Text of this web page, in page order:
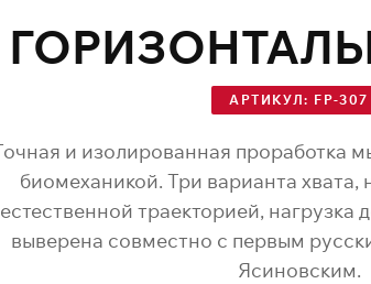
АРТИКУЛ: FP-307
и изолированная проработка
биомеханикой. Три варианта хвата,
естественной траекторией, нагрузка
выверена совместно с первым
Ясиновским.